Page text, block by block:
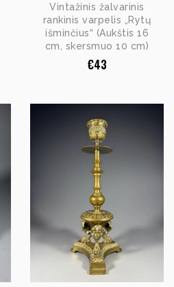
Vintažinis žalvarinis
rankinis varpelis „Rytų
išminčius“ (Aukštis 16
cm, skersmuo 10 cm)
€43